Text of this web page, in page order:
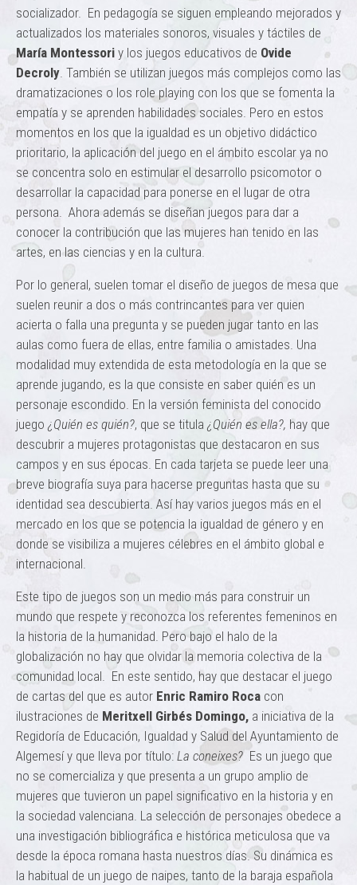
socializador. En pedagogía se siguen empleando mejorados y
actualizados los materiales sonoros, visuales y táctiles de
María Montessori y los juegos educativos de Ovide
Decroly. También se utilizan juegos más complejos como las
dramatizaciones o los role playing con los que se fomenta la
empatía y se aprenden habilidades sociales. Pero en estos
momentos en los que la igualdad es un objetivo didáctico
prioritario, la aplicación del juego en el ámbito escolar ya no
se concentra solo en estimular el desarrollo psicomotor o
desarrollar la capacidad para ponerse en el lugar de otra
persona. Ahora además se diseñan juegos para dar a
conocer la contribución que las mujeres han tenido en las
artes, en las ciencias y en la cultura.
Por lo general, suelen tomar el diseño de juegos de mesa que
suelen reunir a dos o más contrincantes para ver quien
acierta o falla una pregunta y se pueden jugar tanto en las
aulas como fuera de ellas, entre familia o amistades. Una
modalidad muy extendida de esta metodología en la que se
aprende jugando, es la que consiste en saber quién es un
personaje escondido. En la versión feminista del conocido
juego ¿Quién es quién?, que se titula ¿Quién es ella?, hay que
descubrir a mujeres protagonistas que destacaron en sus
campos y en sus épocas. En cada tarjeta se puede leer una
breve biografía suya para hacerse preguntas hasta que su
identidad sea descubierta. Así hay varios juegos más en el
mercado en los que se potencia la igualdad de género y en
donde se visibiliza a mujeres célebres en el ámbito global e
internacional.
Este tipo de juegos son un medio más para construir un
mundo que respete y reconozca los referentes femeninos en
la historia de la humanidad. Pero bajo el halo de la
globalización no hay que olvidar la memoria colectiva de la
comunidad local. En este sentido, hay que destacar el juego
de cartas del que es autor Enric Ramiro Roca con
ilustraciones de Meritxell Girbés Domingo, a iniciativa de la
Regidoría de Educación, Igualdad y Salud del Ayuntamiento de
Algemesí y que lleva por título: La coneixes? Es un juego que
no se comercializa y que presenta a un grupo amplio de
mujeres que tuvieron un papel significativo en la historia y en
la sociedad valenciana. La selección de personajes obedece a
una investigación bibliográfica e histórica meticulosa que va
desde la época romana hasta nuestros días. Su dinámica es
la habitual de un juego de naipes, tanto de la baraja española